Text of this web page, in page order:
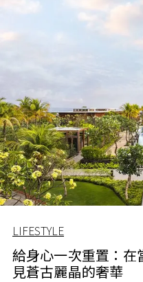
LIFESTYLE
給身心一次重置：
見蒼古麗晶的奢華